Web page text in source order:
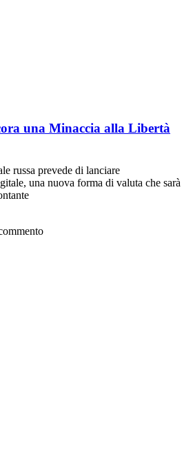
una Minaccia alla Libertà
russa prevede di lanciare
una nuova forma di valuta che sarà